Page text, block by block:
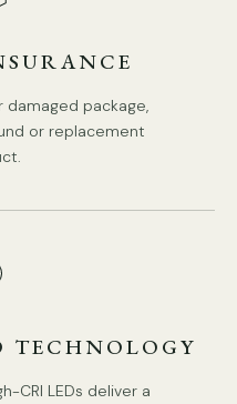
package,
or replacement
TECHNOLOGY
CRI LEDs deliver a